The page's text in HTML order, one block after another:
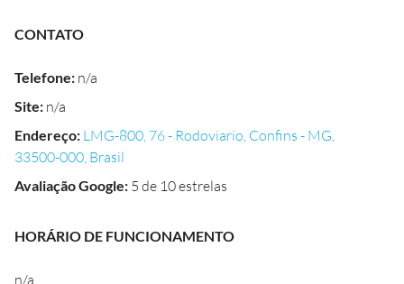
CONTATO
Telefone: n/a
Site: n/a
Endereço: LMG-800, 76 - Rodoviario, Confins - MG,
33500-000, Brasil
Avaliação Google: 5 de 10 estrelas
HORÁRIO DE FUNCIONAMENTO
n/a